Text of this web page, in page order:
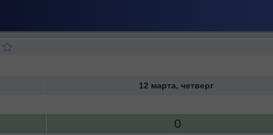
12 марта, четверг
0